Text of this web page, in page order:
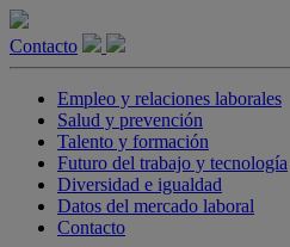
Contacto
Empleo y relaciones laborales
Salud y prevención
Talento y formación
Futuro del trabajo y tecnología
Diversidad e igualdad
Datos del mercado laboral
Contacto